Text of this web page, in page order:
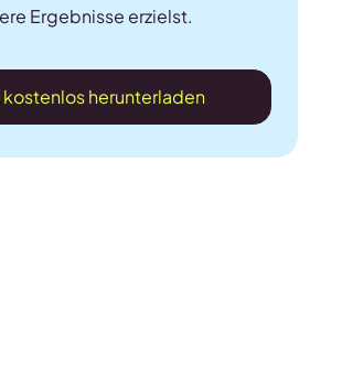
Ergebnisse erzielst.
herunterladen